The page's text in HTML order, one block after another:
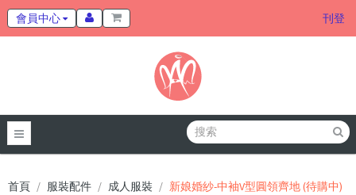
會員中心 刊登
首頁 服裝配件 成人服裝 新娘婚紗-中袖V型圓領齊地 (待購中)